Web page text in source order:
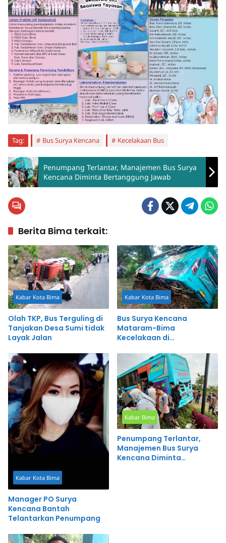
Tag: Bus Surya Kencana Kecelakaan Bus
Penumpang Terlantar, Manajemen Bus Surya
Kencana Diminta Bertanggung Jawab
Berita Bima terkait:
Kabar Kota Bima
Olah TKP, Bus Terguling di
Tanjakan Desa Sumi tidak
Layak Jalan
Kabar Kota Bima
Bus Surya Kencana
Mataram-Bima
Kecelakaan di
Timur
Kabar Kota Bima
Manager PO Surya
Kencana Bantah
Telantarkan Penumpang
Kabar Bima
Penumpang Terlantar,
Manajemen Bus Surya
Kencana Diminta